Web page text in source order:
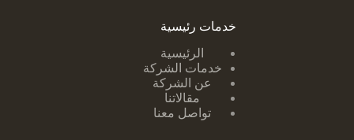
خدمات رئيسية
الرئيسية
خدمات الشركة
عن الشركة
مقالاتنا
تواصل معنا